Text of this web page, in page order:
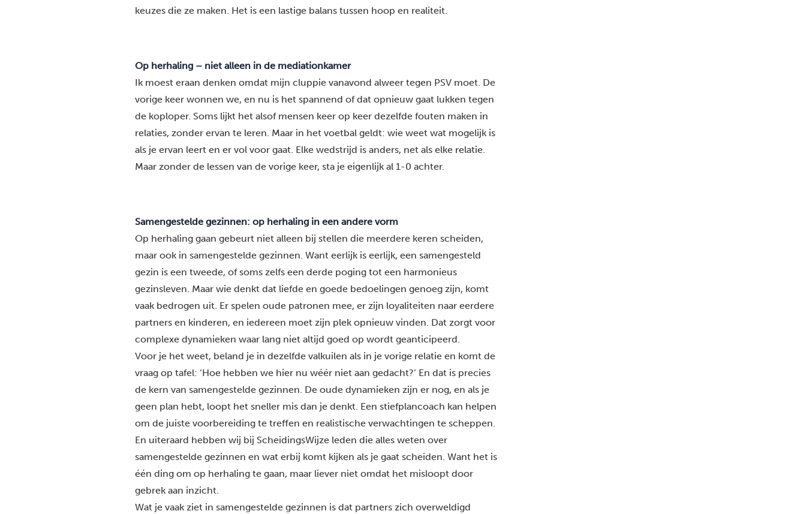
keuzes die ze maken. Het is een lastige balans tussen hoop en realiteit.
Op herhaling – niet alleen in de mediationkamer
Ik moest eraan denken omdat mijn cluppie vanavond alweertegen PSVmoet. De
vorige keer wonnen we, en nu is het spannend of dat opnieuw gaat lukken tegen
de koploper. Soms lijkt het alsof mensen keer op keer dezelfde fouten maken in
relaties, zonder ervan te leren. Maar in het voetbal geldt: wie weet wat mogelijk is
als je ervan leert en er vol voor gaat. Elke wedstrijd is anders, net als elke relatie.
Maar zonder de lessen van de vorige keer, sta je eigenlijk al 1-0 achter.
Samengestelde gezinnen: op herhaling in een andere vorm
Op herhaling gaan gebeurt niet alleen bij stellen die meerdere keren scheiden,
maar ook in samengestelde gezinnen. Want eerlijk is eerlijk, een samengesteld
gezin is een tweede, of soms zelfs een derde poging tot een harmonieus
gezinsleven. Maar wie denkt dat liefde en goede bedoelingen genoeg zijn, komt
vaak bedrogen uit. Er spelen oude patronen mee, er zijn loyaliteiten naar eerdere
partners en kinderen, en iedereen moet zijn plek opnieuw vinden. Dat zorgt voor
complexe dynamieken waar lang niet altijd goed op wordt geanticipeerd.
Voor je het weet, beland je in dezelfde valkuilen als in je vorige relatie en komt de
vraag op tafel: ‘Hoe hebben we hier nu wéér niet aan gedacht?’ En dat is precies
de kern van samengestelde gezinnen. De oude dynamieken zijn er nog, en als je
geen plan hebt, loopt het sneller mis dan je denkt. Een stiefplancoach kan helpen
om de juiste voorbereiding te treffen en realistische verwachtingen te scheppen.
En uiteraard hebben wij bij ScheidingsWijze leden die alles weten over
samengestelde gezinnen en wat erbij komt kijken als je gaat scheiden. Want het is
één ding om op herhaling te gaan, maar liever niet omdat het misloopt door
gebrek aan inzicht.
Wat je vaak ziet in samengestelde gezinnen is dat partners zich overweldigd